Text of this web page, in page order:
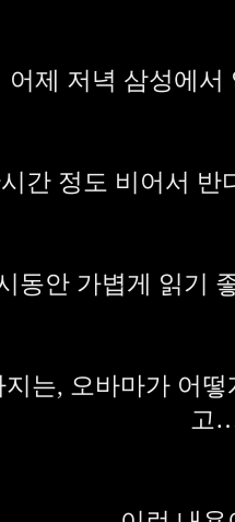
어제 저녁 삼성에서
간 정도 비어서
동안 가볍게 읽기
는, 오바마가 어
고